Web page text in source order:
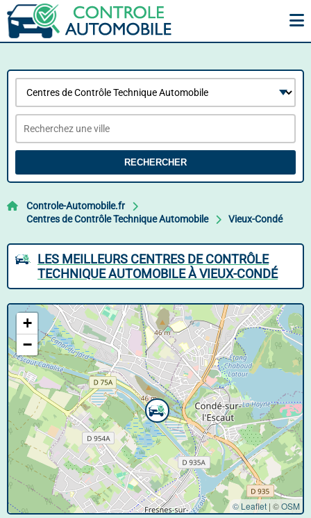
RECHERCHER
Controle-Automobile.fr
Centres de Contrôle Technique Automobile
Vieux-Condé
LES MEILLEURS CENTRES DE CONTRÔLE
TECHNIQUE AUTOMOBILE À VIEUX-CONDÉ
+
−
© Leaflet | ©OSM